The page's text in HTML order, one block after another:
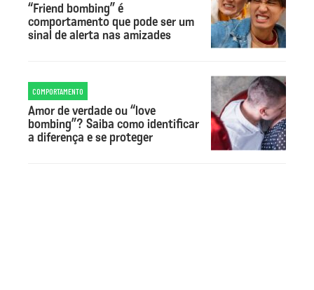
“Friend bombing” é
comportamento que pode ser um
sinal de alerta nas amizades
COMPORTAMENTO
Amor de verdade ou “love
bombing”? Saiba como identificar
a diferença e se proteger